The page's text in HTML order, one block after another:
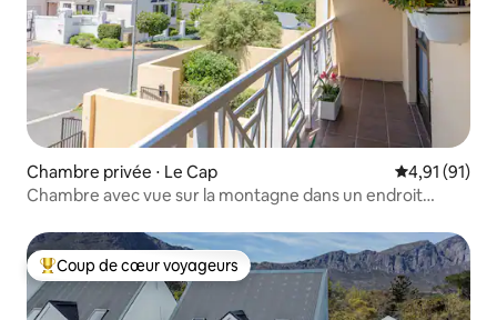
Chambre privée ⋅ Le Cap Évaluation
4,91 (91)
Chambre avec vue sur la montagne dans un endroit
Coups de cœur voyageurs les plus appréciés
Coup de cœur voyageurs